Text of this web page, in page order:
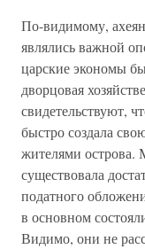
По-видимому,
являлись важной
царские экономы
дворцовая
свидетельствуют,
быстро создала
жителями острова.
существовала
податного
в основном
Видимо, они не